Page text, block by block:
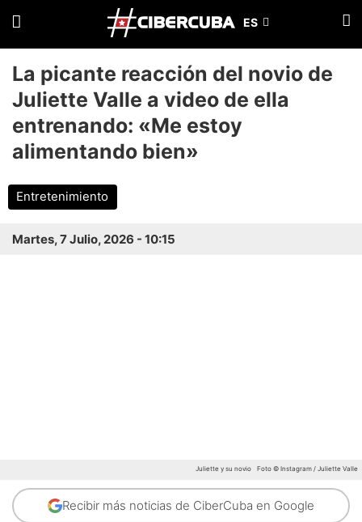
La picante reacción del novio de
Juliette Valle a video de ella
entrenando: «Me estoy
alimentando bien»
Entretenimiento
Martes, 7 Julio, 2026 - 10:15
Juliette y su novio Foto © Instagram / Juliette Valle
Recibir más noticias de CiberCuba en Google